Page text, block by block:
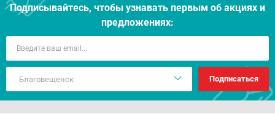
Подписывайтесь, чтобы узнавать первым об акцияx и
предложениях:
Подписаться